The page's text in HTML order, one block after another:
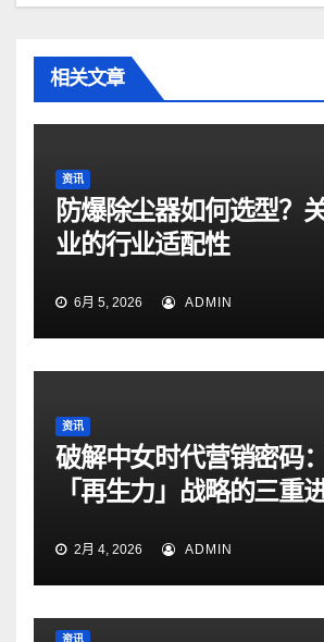
相关文章
资讯
防爆除尘器如何选型？
业的行业适配性
6月 5, 2026 ADMIN
资讯
破解中女时代营销密码
「再生力」战略的三重
2月 4, 2026 ADMIN
资讯